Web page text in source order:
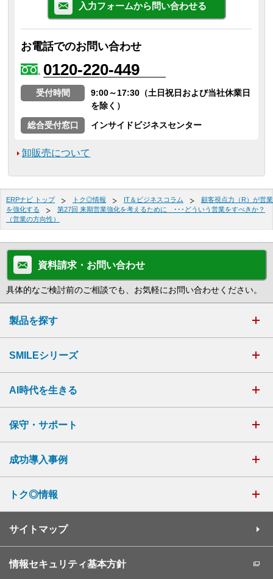
入力フォームから問い合わせる
お電話でのお問い合わせ
0120-220-449
受付時間
9:00～17:30（土日祝日および当社休業日
を除く）
総合受付窓口
インサイドビジネスセンター
卸販売について
ERPナビ トップ トク◎情報 IT＆ビジネスコラム
顧客視点力（R）が営業
を強化する
第27回 来期営業強化を考えるために ･･･どういう営業をすべきか？
（営業の方向性）
資料請求・お問い合わせ
具体的なご検討前のご相談でも、お気軽にお問い合わせください。
製品を探す
SMILEシリーズ
AI時代を生きる
保守・サポート
成功導入事例
トク◎情報
サイトマップ
情報セキュリティ基本方針